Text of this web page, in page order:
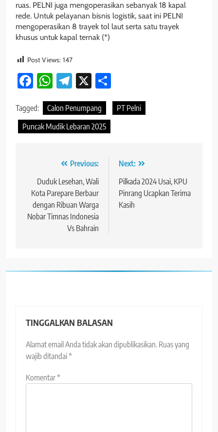
ruas. PELNI juga mengoperasikan sebanyak 18 kapal
rede. Untuk pelayanan bisnis logistik, saat ini PELNI
mengoperasikan 8 trayek tol laut serta satu trayek
khusus untuk kapal ternak (*)
Post Views: 147
Facebook
WhatsApp
Telegram
X
Tagged: Calon Penumpang
PT Pelni
Puncak Mudik Lebaran 2025
Navigasi
pos
Previous:
Duduk Lesehan, Wali
Kota Parepare Berbaur
dengan Ribuan Warga
Nobar Timnas Indonesia
Vs Bahrain
Next:
Pilkada 2024 Usai, KPU
Pinrang Ucapkan Terima
Kasih
TINGGALKAN BALASAN
Alamat email Anda tidak akan dipublikasikan. Ruas yang
wajib ditandai*
Komentar*